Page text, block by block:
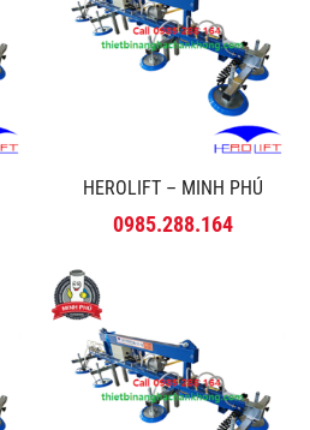
HEROLIFT – MINH PHÚ
0985.288.164